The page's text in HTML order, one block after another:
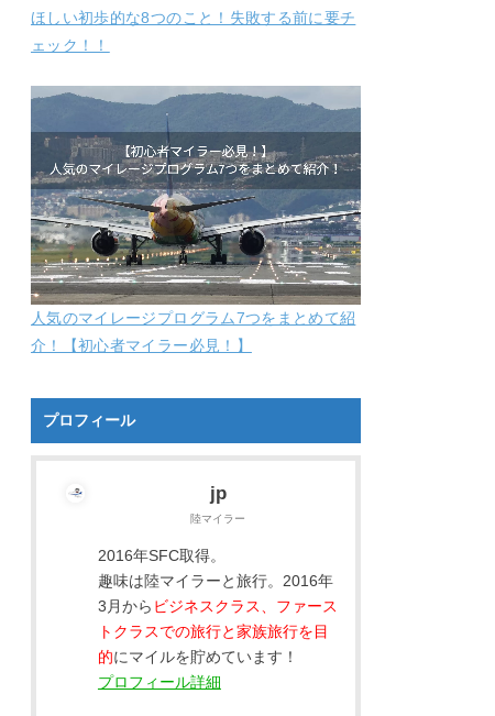
ほしい初歩的な8つのこと！失敗する前に要チ
ェック！！
人気のマイレージプログラム7つをまとめて紹
介！【初心者マイラー必見！】
プロフィール
jp
陸マイラー
2016年SFC取得。
趣味は陸マイラーと旅行。2016年
3月から ビジネスクラス、ファース
トクラスでの旅行と家族旅行を目
的にマイルを貯めています！
プロフィール詳細